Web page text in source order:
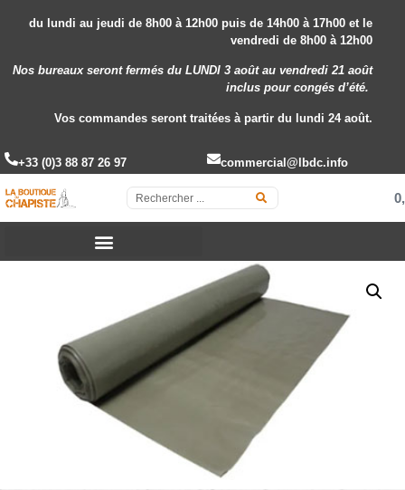
du lundi au jeudi de 8h00 à 12h00 puis de 14h00 à 17h00 et le
vendredi de 8h00 à 12h00
Nos bureaux seront fermés du LUNDI 3 août au vendredi 21 août
incluspour congés d’été.
Vos commandes seront traitées à partir du lundi 24 août.
+33 (0)3 88 87 26 97 commercial@lbdc.info